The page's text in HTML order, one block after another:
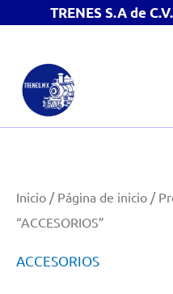
TRENES S.A de
contenido
Inicio / Página de inicio /
“ACCESORIOS”
ACCESORIOS